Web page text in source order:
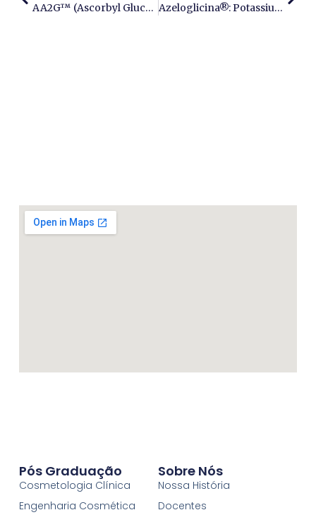
AA2G™ (Ascorbyl Glucoside): A Vitamina C Bioativada De Alta Estabilidade E Liberação Prolongada Azeloglicina®: Potassium Azeloyl Diglycinate E A Revolução Da Radiância Cutânea Multialvo
Pós Graduação
Cosmetologia Clínica
Engenharia Cosmética
Sobre Nós
Nossa História
Docentes